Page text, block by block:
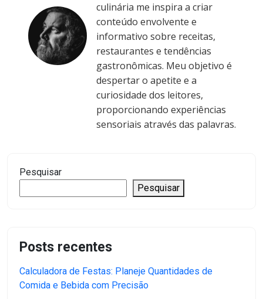
culinária me inspira a criar
conteúdo envolvente e
informativo sobre receitas,
restaurantes e tendências
gastronômicas. Meu objetivo é
despertar o apetite e a
curiosidade dos leitores,
proporcionando experiências
sensoriais através das palavras.
Pesquisar
Pesquisar
Posts recentes
Calculadora de Festas: Planeje Quantidades de
Comida e Bebida com Precisão